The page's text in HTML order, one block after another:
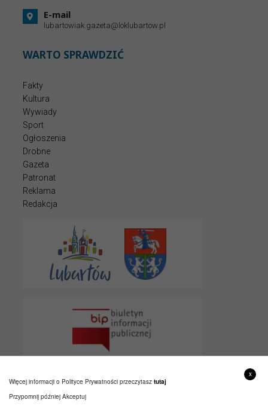
E-mail
lubartowiak.gazeta@loklubartow.pl
WARTO SPRAWDZIĆ
Fakty
Kultura
Wywiady
Sport
Ogłoszenia
Drobne
Gazeta
Patronat
Reklama
Redakcja
x
Więcej informacji o Polityce Prywatności przeczytasz tutaj
Przypomnij później Akceptuj